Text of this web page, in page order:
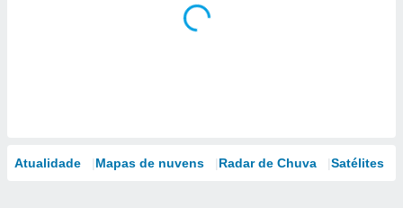
Atualidade Mapas de nuvens Radar de Chuva Satélites